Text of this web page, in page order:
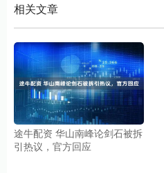
相关文章
途牛配资 华山南峰论剑石被拆
引热议，官方回应